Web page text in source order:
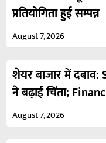
प्रतियोगिता हुई सम्पन्न
August 7, 2026
शेयर बाजार में
ने बढ़ाई चिंता;
August 7, 2026